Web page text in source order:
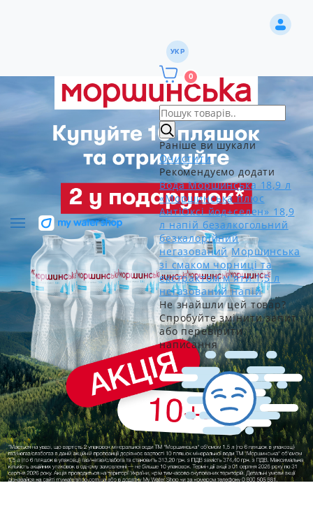
УКР
0
Раніше ви шукали
Очистити
Рекомендуємо додати
Вода Моршинська 18,9 л
«Моршинська плюс
АнтіОксі йод+селен» 18,9
л напій безалкогольний
безкалорійний
негазований Моршинська
зі смаком чорниці та
екстрактом м'яти 1,5 л
негазований напій
Не знайшли цей товар?
Спробуйте змінити запит
або перевірити
написання